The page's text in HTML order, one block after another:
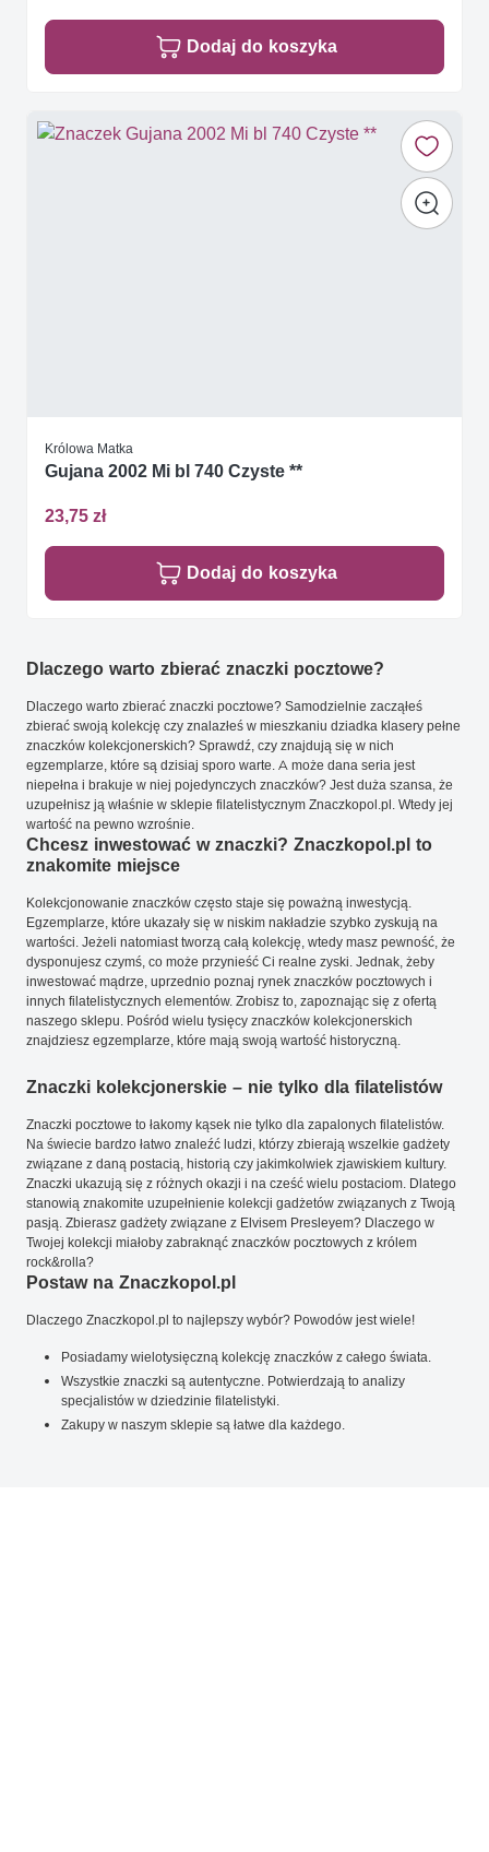
Dodaj do koszyka
Królowa Matka
Gujana 2002 Mi bl 740 Czyste **
23,75 zł
Dodaj do koszyka
Dlaczego warto zbierać znaczki pocztowe?
Dlaczego warto zbierać znaczki pocztowe? Samodzielnie zacząłeś
zbierać swoją kolekcję czy znalazłeś w mieszkaniu dziadka klasery pełne
znaczków kolekcjonerskich? Sprawdź, czy znajdują się w nich
egzemplarze, które są dzisiaj sporo warte. A może dana seria jest
niepełna i brakuje w niej pojedynczych znaczków? Jest duża szansa, że
uzupełnisz ją właśnie w sklepie filatelistycznym Znaczkopol.pl. Wtedy jej
wartość na pewno wzrośnie.
Chcesz inwestować w znaczki? Znaczkopol.pl to
znakomite miejsce
Kolekcjonowanie znaczków często staje się poważną inwestycją.
Egzemplarze, które ukazały się w niskim nakładzie szybko zyskują na
wartości. Jeżeli natomiast tworzą całą kolekcję, wtedy masz pewność, że
dysponujesz czymś, co może przynieść Ci realne zyski. Jednak, żeby
inwestować mądrze, uprzednio poznaj rynek znaczków pocztowych i
innych filatelistycznych elementów. Zrobisz to, zapoznając się z ofertą
naszego sklepu. Pośród wielu tysięcy znaczków kolekcjonerskich
znajdziesz egzemplarze, które mają swoją wartość historyczną.
Znaczki kolekcjonerskie – nie tylko dla filatelistów
Znaczki pocztowe to łakomy kąsek nie tylko dla zapalonych filatelistów.
Na świecie bardzo łatwo znaleźć ludzi, którzy zbierają wszelkie gadżety
związane z daną postacią, historią czy jakimkolwiek zjawiskiem kultury.
Znaczki ukazują się z różnych okazji i na cześć wielu postaciom. Dlatego
stanowią znakomite uzupełnienie kolekcji gadżetów związanych z Twoją
pasją. Zbierasz gadżety związane z Elvisem Presleyem? Dlaczego w
Twojej kolekcji miałoby zabraknąć znaczków pocztowych z królem
rock&rolla?
Postaw na Znaczkopol.pl
Dlaczego Znaczkopol.pl to najlepszy wybór? Powodów jest wiele!
Posiadamy wielotysięczną kolekcję znaczków z całego świata.
Wszystkie znaczki są autentyczne. Potwierdzają to analizy
specjalistów w dziedzinie filatelistyki.
Zakupy w naszym sklepie są łatwe dla każdego.